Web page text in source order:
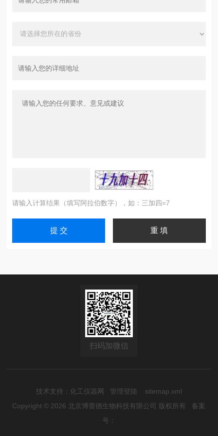
请输入计算结果（填写阿拉伯数字），如：三加四=7
扫码加微信
技术支持： 化工仪器网 管理登陆
sitemap.xml
Copyright © 2026 北京博蕾德生物科技有限公司 版权所有 备案
号：